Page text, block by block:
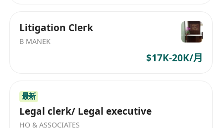
3. 邏輯清晰、思維敏捷，具備良好的溝通協調能力
和團隊协作意識，能高效對接內外部协作方；
5. 認真細緻、責任心強，自驅力突出，能快速適應
跨境業務節奏，主動學習海外知識產權新規。
Litigation Clerk
B MANEK
$17K-20K/月
最新
Legal clerk/ Legal executive
HO & ASSOCIATES